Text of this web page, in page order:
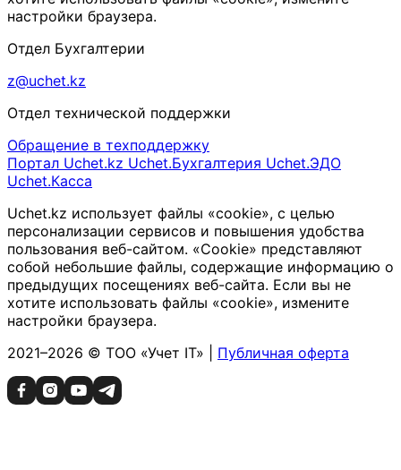
настройки браузера.
Отдел Бухгалтерии
z@uchet.kz
Отдел технической поддержки
Обращение в техподдержку
Портал Uchet.kz Uchet.Бухгалтерия Uchet.ЭДО
Uchet.Касса
Uchet.kz использует файлы «cookie», с целью
персонализации сервисов и повышения удобства
пользования веб-сайтом. «Cookie» представляют
собой небольшие файлы, содержащие информацию о
предыдущих посещениях веб-сайта. Если вы не
хотите использовать файлы «cookie», измените
настройки браузера.
2021–2026 © ТОО «Учет IT» | Публичная оферта